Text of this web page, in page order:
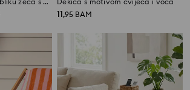
11,95 BAM